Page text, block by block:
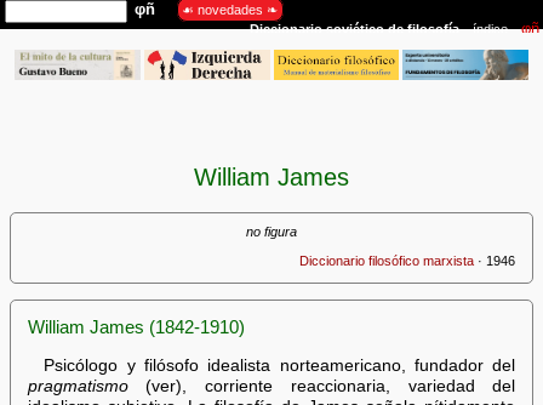
William James
no figura
Diccionario filosófico marxista · 1946
William James (1842-1910)
Psicólogo y filósofo idealista norteamericano, fundador del
pragmatismo(ver), corriente reaccionaria, variedad del